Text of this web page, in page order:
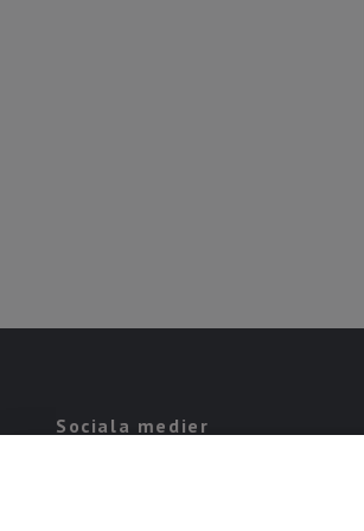
Sociala medier